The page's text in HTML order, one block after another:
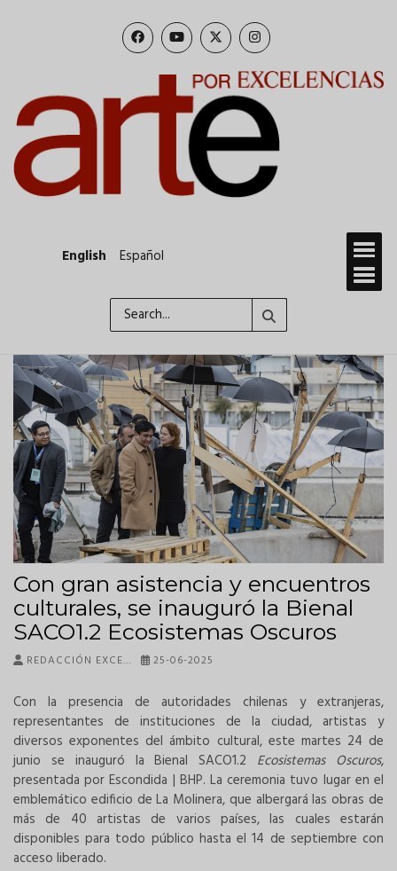
English Español
Con gran asistencia y encuentros
culturales, se inauguró la Bienal
SACO1.2 Ecosistemas Oscuros
REDACCIÓN EXCE… 25-06-2025
Con la presencia de autoridades chilenas y extranjeras,
representantes de instituciones de la ciudad, artistas y
diversos exponentes del ámbito cultural, este martes 24 de
junio se inauguró la Bienal SACO1.2 Ecosistemas Oscuros,
presentada por Escondida | BHP. La ceremonia tuvo lugar en el
emblemático edificio de La Molinera, que albergará las obras de
más de 40 artistas de varios países, las cuales estarán
disponibles para todo público hasta el 14 de septiembre con
acceso liberado.